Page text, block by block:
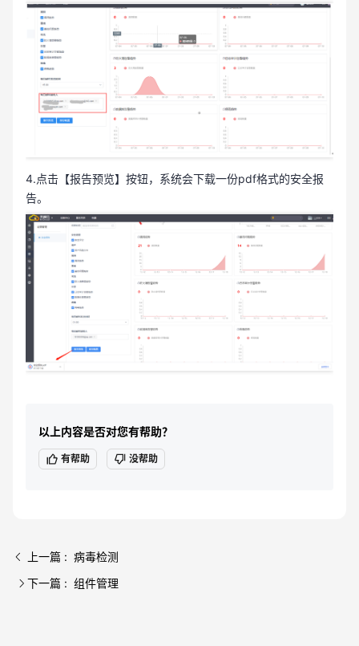
4.点击【报告预览】按钮，系统会下载一份pdf格式的安全报
告。
以上内容是否对您有帮助？
有帮助 没帮助
上一篇 : 病毒检测
下一篇 : 组件管理